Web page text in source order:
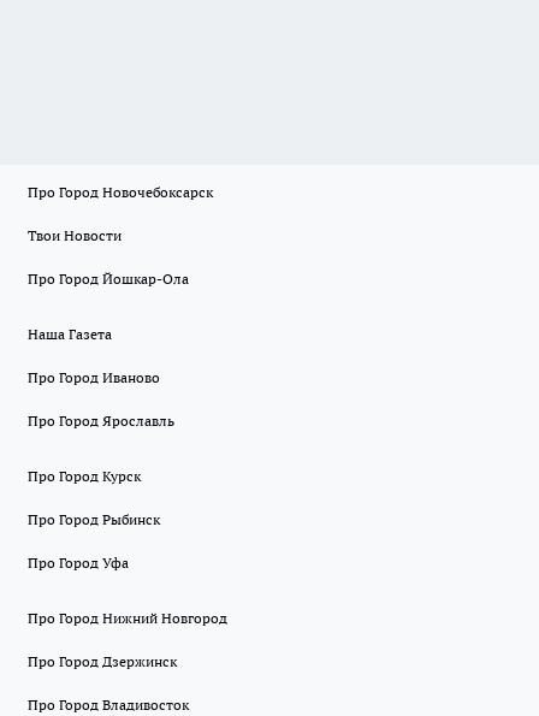
Про Город Новочебоксарск
Твои Новости
Про Город Йошкар-Ола
Наша Газета
Про Город Иваново
Про Город Ярославль
Про Город Курск
Про Город Рыбинск
Про Город Уфа
Про Город Нижний Новгород
Про Город Дзержинск
Про Город Владивосток